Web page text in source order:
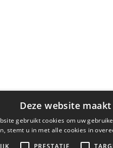
Deze website
gebruikt cookies om uw
stemt u in met alle cookies in
PRESTATIE